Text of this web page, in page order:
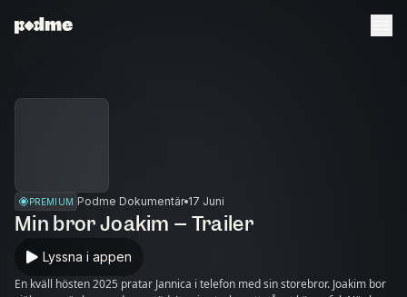
PREMIUM Podme Dokumentär 17 Juni
Min bror Joakim – Trailer
Lyssna i appen
En kväll hösten 2025 pratar Jannica i telefon med sin storebror. Joakim bor